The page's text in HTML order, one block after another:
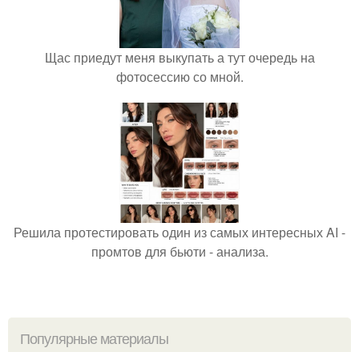
Щас приедут меня выкупать а тут очередь на
фотосессию со мной.
Решила протестировать один из самых интересных AI -
промтов для бьюти - анализа.
Популярные материалы